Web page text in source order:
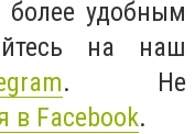
более удобным
на наш
. Не
в Facebook.